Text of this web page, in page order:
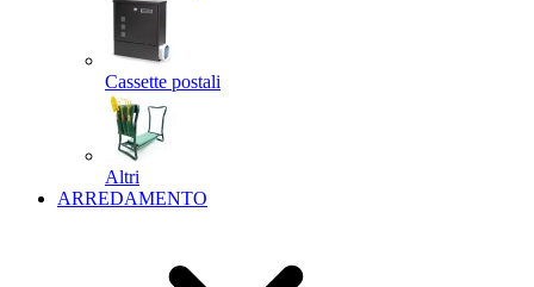
Cassette postali
Altri
ARREDAMENTO